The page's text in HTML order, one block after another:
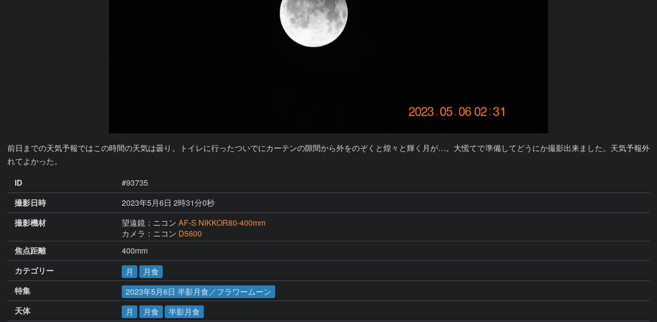
前日までの天気予報ではこの時間の天気は曇り。トイレに行ったついでにカーテンの隙間から外をのぞくと煌々と輝く月が…。大慌てで準備してどうにか撮影出来ました。天気予報外
れてよかった。
ID
#93735
撮影日時
2023年5月6日 2時31分0秒
撮影機材
望遠鏡：ニコン AF-S NIKKOR80-400mm
カメラ：ニコン D5600
焦点距離
400mm
カテゴリー
月
月食
特集
2023年5月6日 半影月食／フラワームーン
天体
月 月食 半影月食